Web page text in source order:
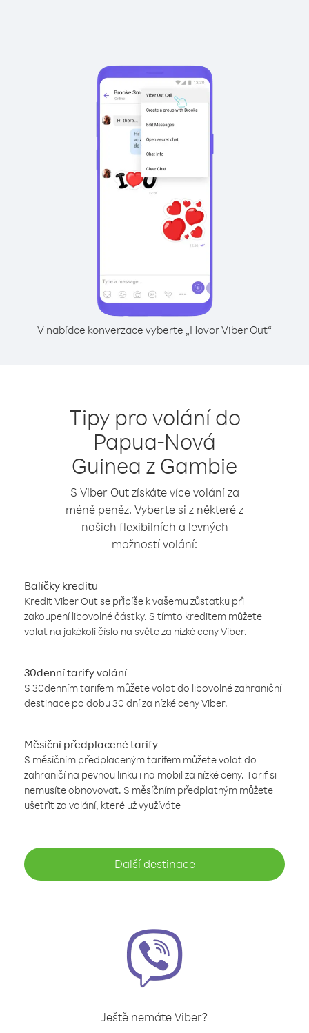
V nabídce konverzace vyberte „Hovor Viber Out“
Tipy pro volání do
Papua-Nová
Guinea z Gambie
S Viber Out získáte více volání za
méně peněz. Vyberte si z některé z
našich flexibilních a levných
možností volání:
Balíčky kreditu
Kredit Viber Out se připíše k vašemu zůstatku při
zakoupení libovolné částky. S tímto kreditem můžete
volat na jakékoli číslo na světe za nízké ceny Viber.
30denní tarify volání
S 30denním tarifem můžete volat do libovolné zahraniční
destinace po dobu 30 dní za nízké ceny Viber.
Měsíční předplacené tarify
S měsíčním předplaceným tarifem můžete volat do
zahraničí na pevnou linku i na mobil za nízké ceny. Tarif si
nemusíte obnovovat. S měsíčním předplatným můžete
ušetřit za volání, které už využíváte
Další destinace
Ještě nemáte Viber?